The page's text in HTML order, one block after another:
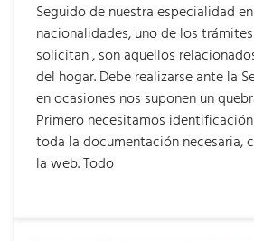
Seguido de nuestra especialidad
nacionalidades, uno de los
solicitan , son aquellos
del hogar. Debe realizarse ante la
en ocasiones nos suponen un
Primero necesitamos
toda la documentación necesaria,
la web. Todo